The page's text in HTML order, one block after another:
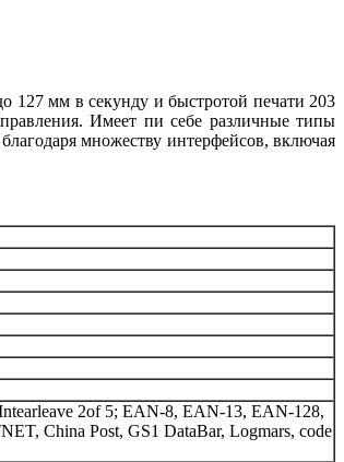
127 мм в секунду и быстротой печати 203
Имеет пи себе различные типы
множеству интерфейсов, включая
2of 5; EAN-8, EAN-13, EAN-128,
China Post, GS1 DataBar, Logmars, code